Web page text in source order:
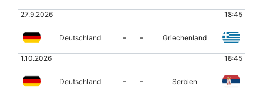
27.9.2026 18:45
Deutschland - - Griechenland
1.10.2026 18:45
Deutschland - - Serbien